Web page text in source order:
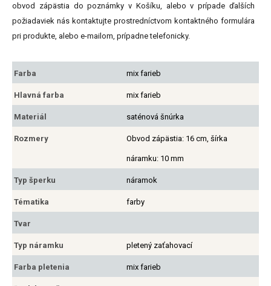
obvod zápästia do poznámky v Košíku, alebo v prípade ďalších
požiadaviek nás kontaktujte prostredníctvom kontaktného formulára
pri produkte, alebo e-mailom, prípadne telefonicky.
Farba mix farieb
Hlavná farba mix farieb
Materiál saténová šnúrka
Rozmery Obvod zápästia: 16 cm, šírka
náramku: 10 mm
Typ šperku náramok
Tématika farby
Tvar
Typ náramku pletený zaťahovací
Farba pletenia mix farieb